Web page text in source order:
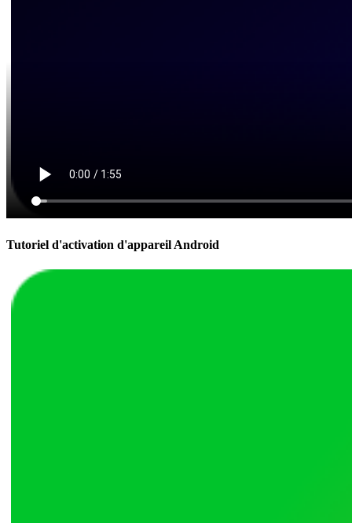
Tutoriel d'activation d'appareil Android